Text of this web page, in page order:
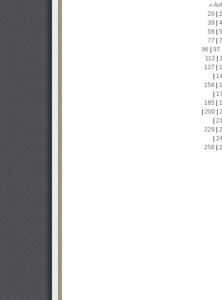
«
20|
39
58
77
96
97
112
127
156
185
200|
229
258